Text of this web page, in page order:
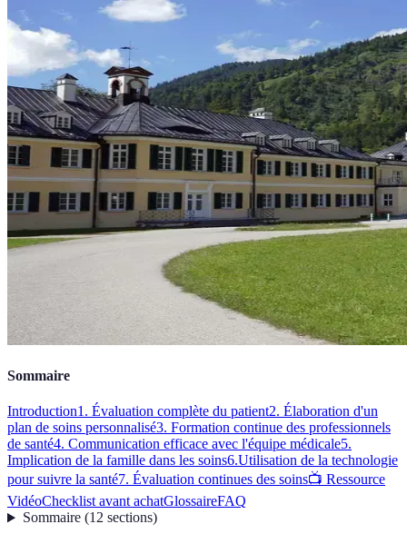
Sommaire
Introduction1. Évaluation complète du patient2. Élaboration d'un
plan de soins personnalisé3. Formation continue des professionnels
de santé4. Communication efficace avec l'équipe médicale5.
Implication de la famille dans les soins6.Utilisation de la technologie
pour suivre la santé7. Évaluation continues des soins📺 Ressource
VidéoChecklist avant achatGlossaireFAQ
Sommaire(12 sections)